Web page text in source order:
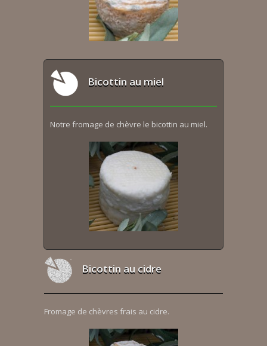
Bicottin au miel
Notre fromage de chèvre le bicottin au miel.
Bicottin au cidre
Fromage de chèvres frais au cidre.